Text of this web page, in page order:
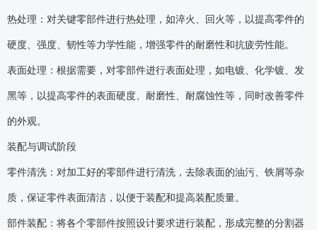
热处理：对关键零部件进行热处理，如淬火、回火等，以提高零件的
硬度、强度、韧性等力学性能，增强零件的耐磨性和抗疲劳性能。
表面处理：根据需要，对零部件进行表面处理，如电镀、化学镀、发
黑等，以提高零件的表面硬度、耐磨性、耐腐蚀性等，同时改善零件
的外观。
装配与调试阶段
零件清洗：对加工好的零部件进行清洗，去除表面的油污、铁屑等杂
质，保证零件表面清洁，以便于装配和提高装配质量。
部件装配：将各个零部件按照设计要求进行装配，形成完整的分割器